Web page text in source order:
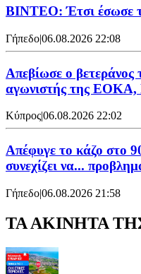
ΒΙΝΤΕΟ: Έτσι έσωσε
Γήπεδο|06.08.2026 22:08
Απεβίωσε ο
αγωνιστής της
Κύπρος|06.08.2026 22:02
Απέφυγε το κάζο στο
συνεχίζει να...
Γήπεδο|06.08.2026 21:58
ΤΑ ΑΚΙΝΗΤΑ